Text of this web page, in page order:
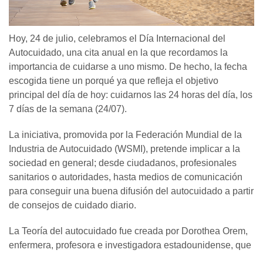
Hoy, 24 de julio, celebramos el Día Internacional del
Autocuidado, una cita anual en la que recordamos la
importancia de cuidarse a uno mismo. De hecho, la fecha
escogida tiene un porqué ya que refleja el objetivo
principal del día de hoy: cuidarnos las 24 horas del día, los
7 días de la semana (24/07).
La iniciativa, promovida por la Federación Mundial de la
Industria de Autocuidado (WSMI), pretende implicar a la
sociedad en general; desde ciudadanos, profesionales
sanitarios o autoridades, hasta medios de comunicación
para conseguir una buena difusión del autocuidado a partir
de consejos de cuidado diario.
La Teoría del autocuidado fue creada por Dorothea Orem,
enfermera, profesora e investigadora estadounidense, que